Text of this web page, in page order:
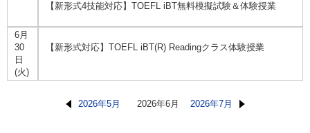
【新形式4技能対応】TOEFL iBT無料模擬試験＆体験授業
6月
30
日
(火)
【新形式対応】TOEFL iBT(R) Readingクラス体験授業
2026年5月 2026年6月 2026年7月